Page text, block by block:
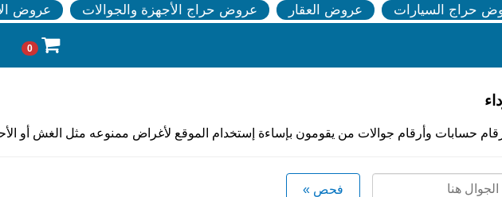
حراج السيارات عروض العقار عروض حراج الأجهزة والجوالات عروض
0
حسابات وأرقام جوالات من يقومون بإساءة إستخدام الموقع لأغراض ممنوعه مثل الغش أو
فحص »